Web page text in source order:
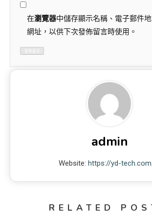
在瀏覽器中儲存顯示名稱、電子郵件
網址，以供下次發佈留言時使用。
admin
Website: https://yd-
RELATED